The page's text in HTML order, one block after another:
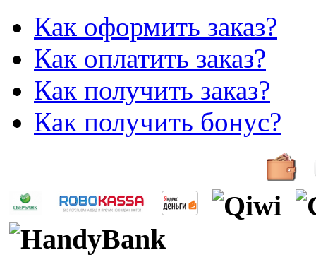
Как оформить заказ?
Как оплатить заказ?
Как получить заказ?
Как получить бонус?